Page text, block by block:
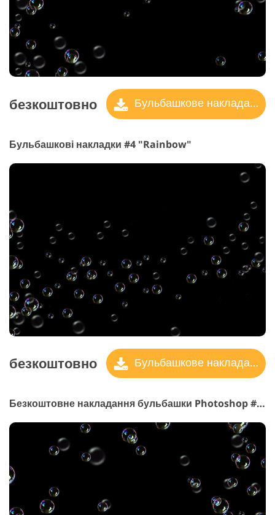
безкоштовно Бульбашкове накладання
Бульбашкові накладки #4 "Rainbow"
безкоштовно Бульбашкове накладання
Безкоштовне накладання бульбашки Photoshop #5 "Soap"